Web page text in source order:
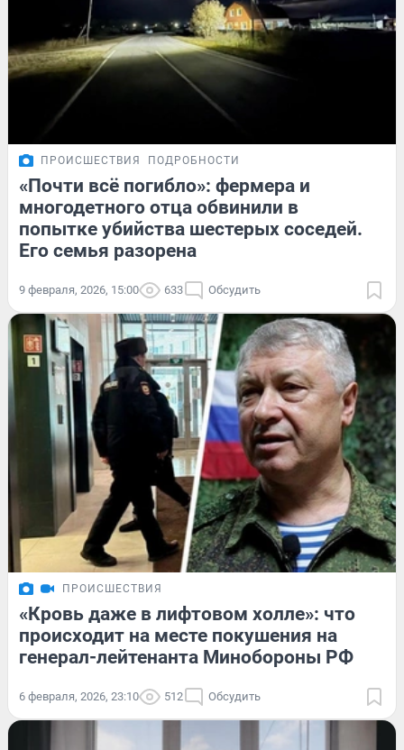
ПРОИСШЕСТВИЯ ПОДРОБНОСТИ
«Почти всё погибло»: фермера и
многодетного отца обвинили в
попытке убийства шестерых соседей.
Его семья разорена
9 февраля, 2026, 15:00 633 Обсудить
ПРОИСШЕСТВИЯ
«Кровь даже в лифтовом холле»: что
происходит на месте покушения на
генерал-лейтенанта Минобороны РФ
6 февраля, 2026, 23:10 512 Обсудить